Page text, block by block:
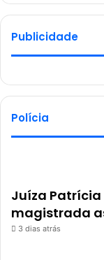
Publicidade
Polícia
Juíza
magistrada
3 dias atrás